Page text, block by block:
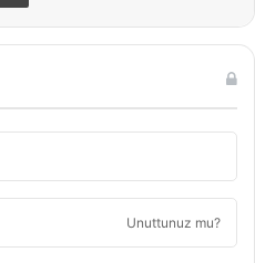
Unuttunuz mu?